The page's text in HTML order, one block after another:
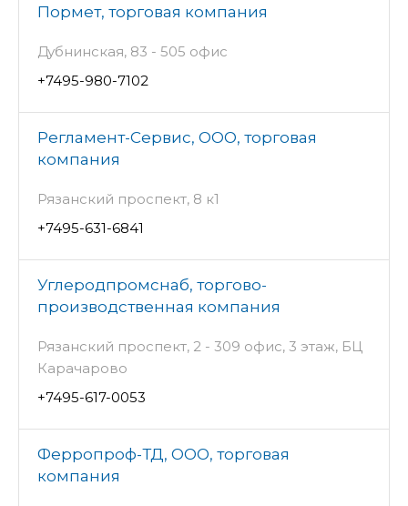
Пормет, торговая компания
Дубнинская, 83 - 505 офис
+7495-980-7102
Регламент-Сервис, ООО, торговая
компания
Рязанский проспект, 8 к1
+7495-631-6841
Углеродпромснаб, торгово-
производственная компания
Рязанский проспект, 2 - 309 офис, 3 этаж, БЦ
Карачарово
+7495-617-0053
Ферропроф-ТД, ООО, торговая
компания